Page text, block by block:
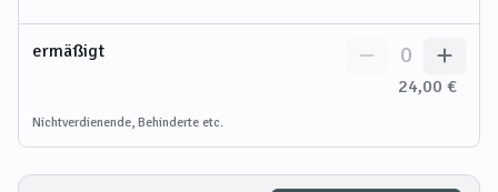
ermäßigt
24,00 €
0
Nichtverdienende, Behinderte etc.